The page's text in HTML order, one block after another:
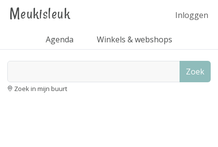
Meukisleuk Inloggen
Agenda Winkels & webshops
Zoek
Zoek in mijn buurt